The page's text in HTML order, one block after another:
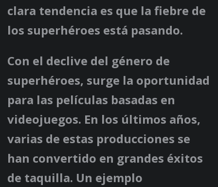
clara tendencia es que la fiebre de
los superhéroes está pasando.
Con el declive del género de
superhéroes, surge la oportunidad
para las películas basadas en
videojuegos. En los últimos años,
varias de estas producciones se
han convertido en grandes éxitos
de taquilla. Un ejemplo